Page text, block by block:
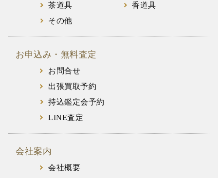
茶道具
香道具
その他
お申込み・無料査定
お問合せ
出張買取予約
持込鑑定会予約
LINE査定
会社案内
会社概要